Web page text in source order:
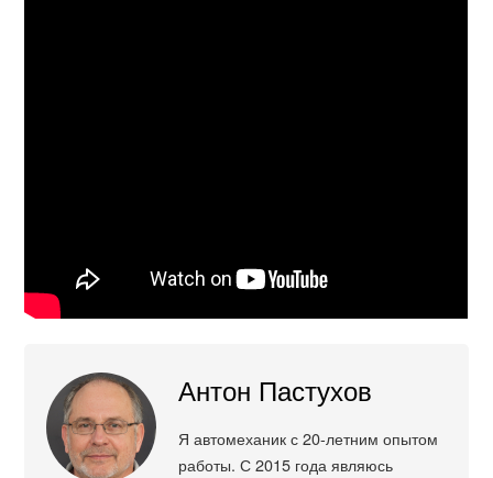
Антон Пастухов
Я автомеханик с 20-летним опытом
работы. С 2015 года являюсь